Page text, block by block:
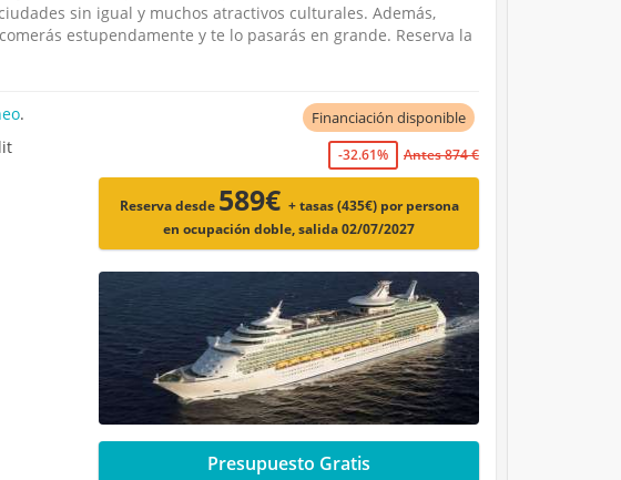
sin igual y muchos atractivos culturales. Además,
estupendamente y te lo pasarás en grande. Reserva la
.
Financiación disponible
-32.61% Antes 874 €
Reserva desde 589€ + tasas (435€) por persona
en ocupación doble, salida 02/07/2027
Presupuesto Gratis